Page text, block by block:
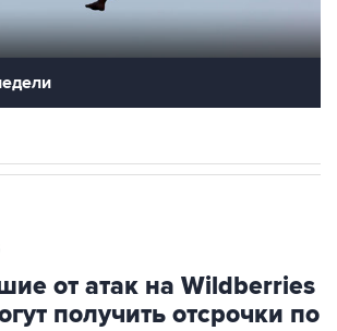
от атак на Wildberries
получить отсрочки по